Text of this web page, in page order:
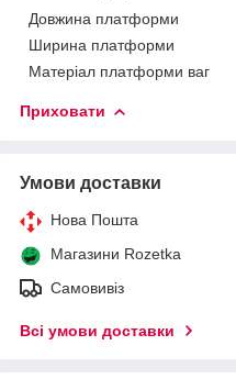
Довжина платформи
Ширина платформи
Матеріал платформи ваг
Приховати
Умови доставки
Нова Пошта
Магазини Rozetka
Самовивіз
Всі умови доставки